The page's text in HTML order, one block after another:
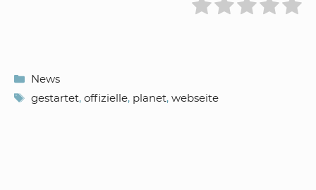
Kategorien
News
Schlagwörter
gestartet, offizielle, planet, webseite